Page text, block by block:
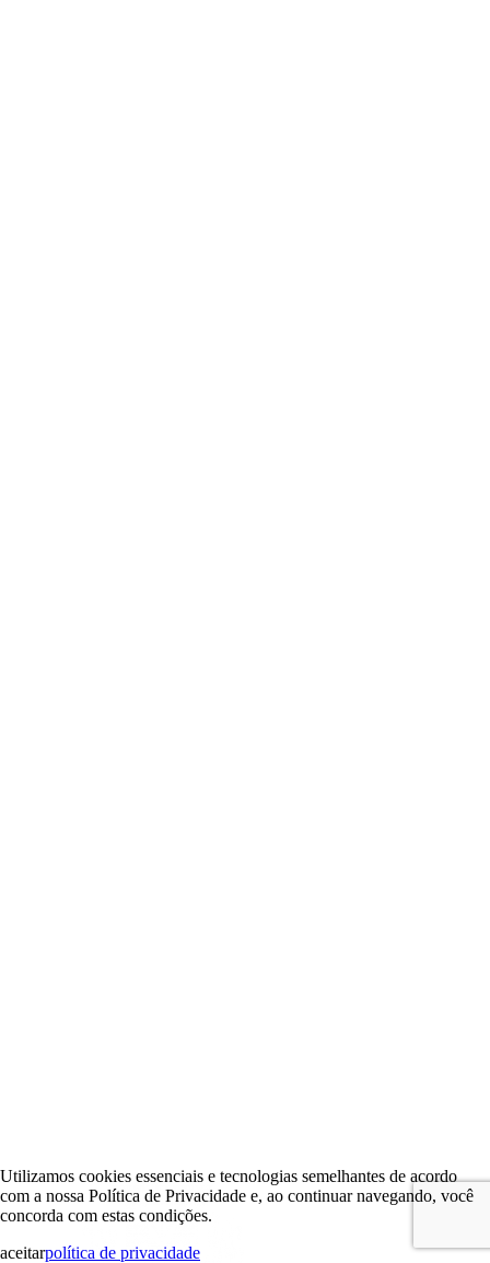
Utilizamos cookies essenciais e tecnologias semelhantes de acordo
com a nossa Política de Privacidade e, ao continuar navegando, você
concorda com estas condições.
aceitarpolítica de privacidade